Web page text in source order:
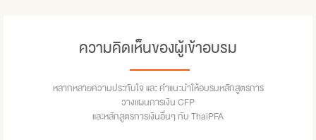
ความคิดเห็นของผู้เข้าอบรม
หลากหลายความประทับใจ และ คำแนะนำให้อบรมหลักสูตรการ
วางแผนการเงิน CFP
และหลักสูตรการเงินอื่นๆ กับ ThaiPFA